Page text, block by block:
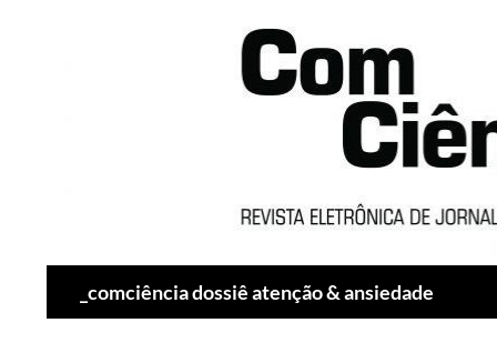
_comciência dossiê atenção & ansiedade